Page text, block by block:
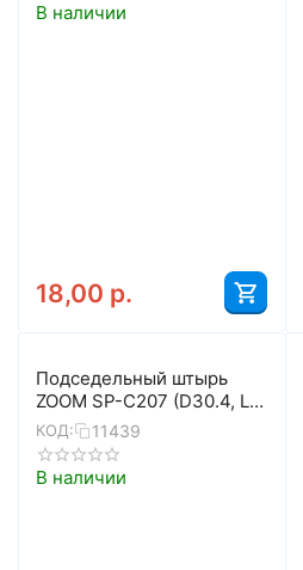
В наличии
18,00 р.
Подседельный штырь
ZOOM SP-C207 (D30.4, L-
400, чёрный)
КОД: 11439
В наличии